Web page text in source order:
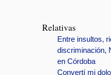
Relativas
Entre insultos,
discriminación,
en Córdoba
Convertí mi